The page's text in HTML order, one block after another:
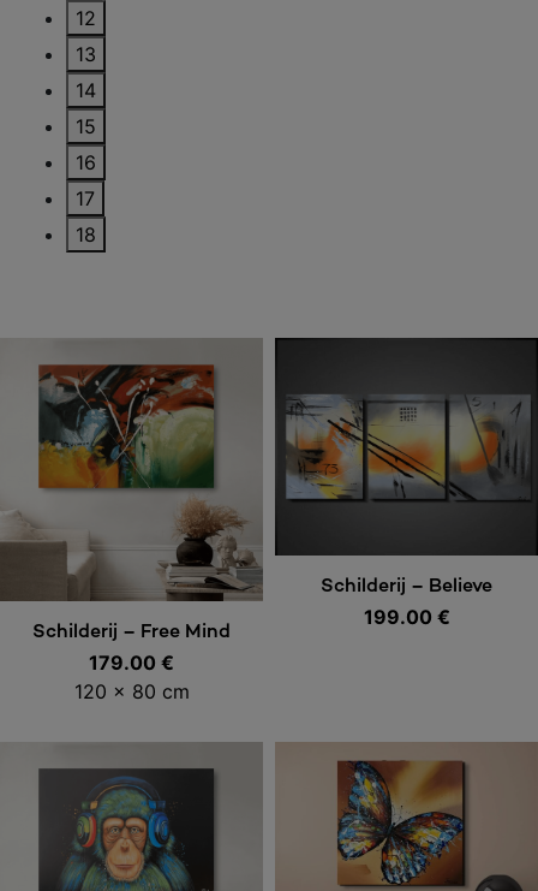
12
13
14
15
16
17
18
Toevoegen aan
winkelwagen
Schilderij – Free Mind
179.00 €
120 x 80 cm
Toevoegen aan
winkelwagen
Schilderij – Believe
199.00 €